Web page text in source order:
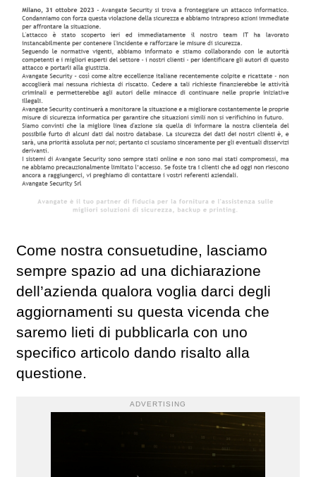
Come nostra consuetudine, lasciamo
sempre spazio ad una dichiarazione
dell’azienda qualora voglia darci degli
aggiornamenti su questa vicenda che
saremo lieti di pubblicarla con uno
specifico articolo dando risalto alla
questione.
ADVERTISING